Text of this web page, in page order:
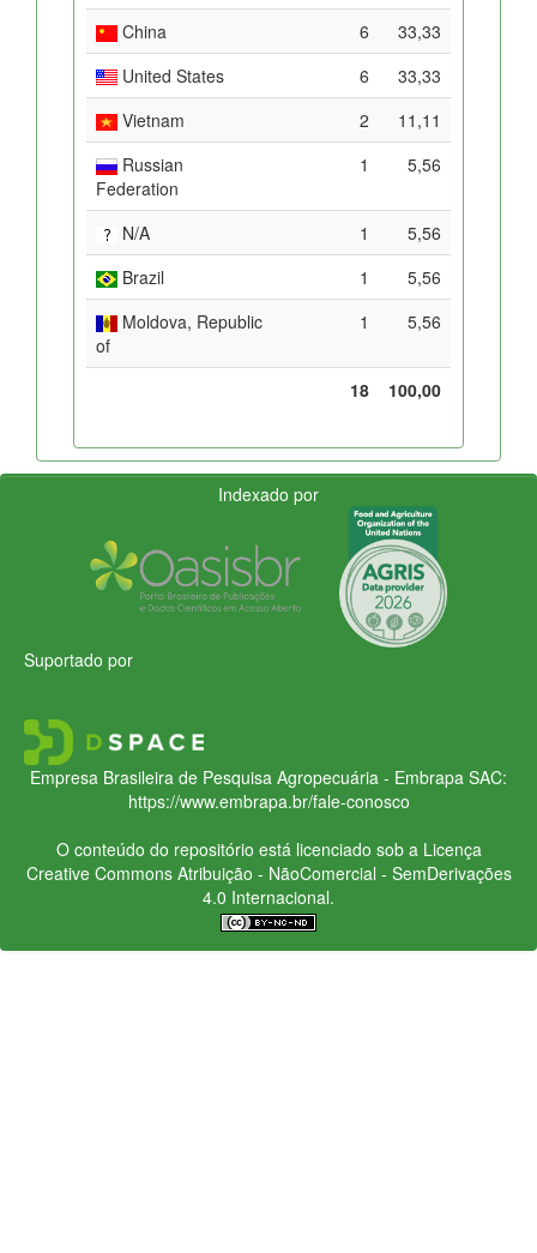
China
6
33,33
United States
6
33,33
Vietnam
2
11,11
Russian
Federation
1 5,56
N/A 1
5,56
Brazil
1
5,56
Moldova, Republic
of
1 5,56
18 100,00
Indexado por
Suportado por
Empresa Brasileira de Pesquisa Agropecuária - Embrapa SAC:
https://www.embrapa.br/fale-conosco
O conteúdo do repositório está licenciado sob a Licença
Creative CommonsAtribuição - NãoComercial - SemDerivações
4.0 Internacional.